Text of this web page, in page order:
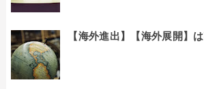
【海外進出】【海外展開】